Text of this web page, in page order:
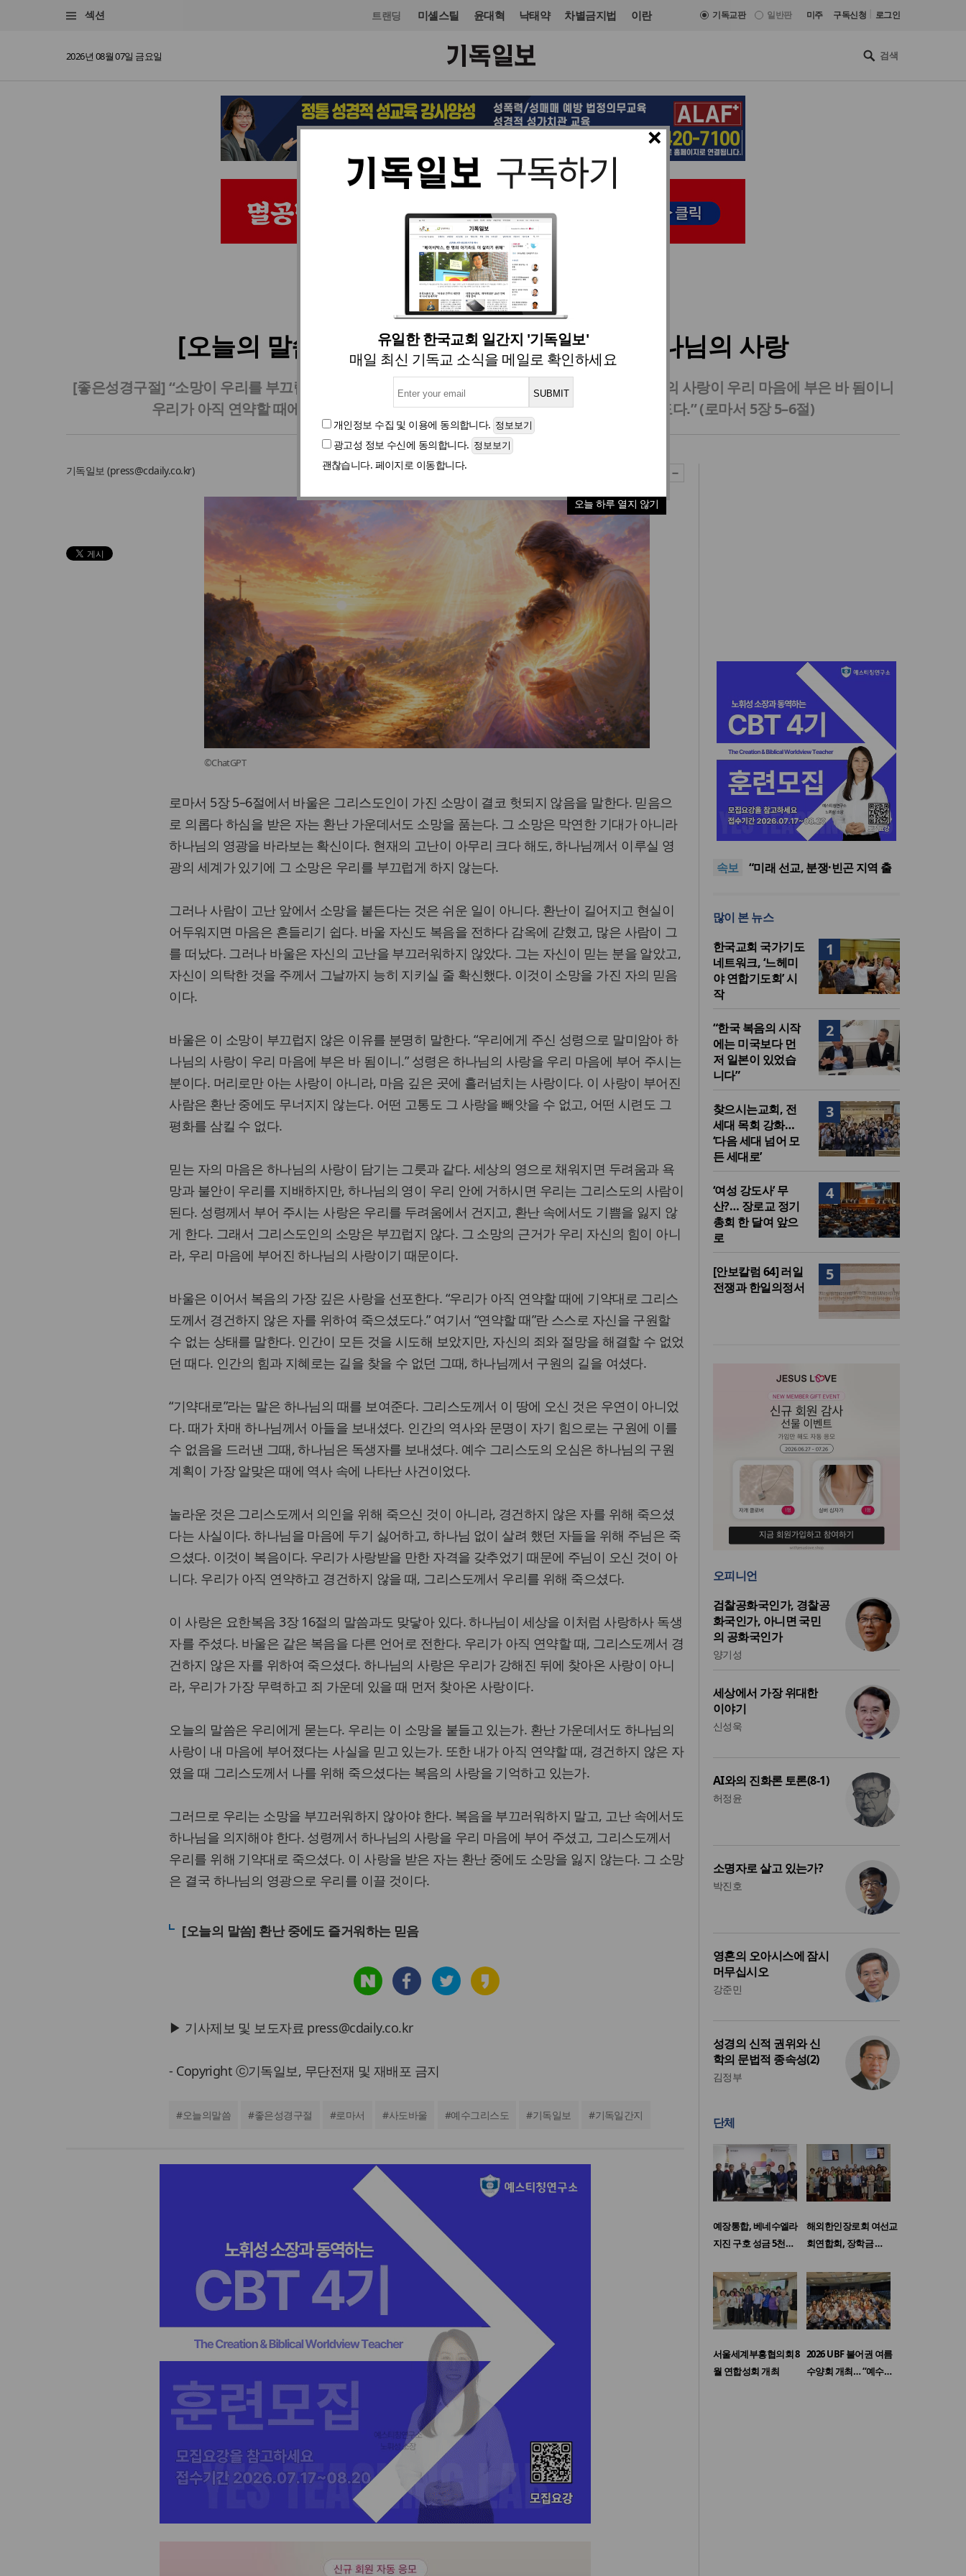
섹션 트랜딩 미셸스틸 윤대혁 낙태약 차별금지법 이란 기독교판 일반판 미주 구독신청 로그인
2026년 08월 07일 금요일
×
유일한 한국교회 일간지 '기독일보'
매일 최신 기독교 소식을 메일로 확인하세요
개인정보 수집 및 이용에 동의합니다.
광고성 정보 수신에 동의합니다.
괜찮습니다. 페이지로 이동합니다.
오늘 하루 열지 않기
목회·신학 입력 2026. 07. 07 17:42
[오늘의 말씀] 부끄럽지 않은 소망, 부어진 하나님의 사랑
[좋은성경구절] “소망이 우리를 부끄럽게 하지 아니함은 우리에게 주신 성령으로 말미암아 하나님의 사랑이 우리 마음에 부은 바 됨이니
우리가 아직 연약할 때에 기약대로 그리스도께서 경건하지 않은 자를 위하여 죽으셨도다.” (로마서 5장 5–6절)
기독일보 (press@cdaily.co.kr)
©ChatGPT
로마서 5장 5–6절에서 바울은 그리스도인이 가진 소망이 결코 헛되지 않음을 말한다. 믿음으
로 의롭다 하심을 받은 자는 환난 가운데서도 소망을 품는다. 그 소망은 막연한 기대가 아니라
하나님의 영광을 바라보는 확신이다. 현재의 고난이 아무리 크다 해도, 하나님께서 이루실 영
광의 세계가 있기에 그 소망은 우리를 부끄럽게 하지 않는다.
그러나 사람이 고난 앞에서 소망을 붙든다는 것은 쉬운 일이 아니다. 환난이 길어지고 현실이
어두워지면 마음은 흔들리기 쉽다. 바울 자신도 복음을 전하다 감옥에 갇혔고, 많은 사람이 그
를 떠났다. 그러나 바울은 자신의 고난을 부끄러워하지 않았다. 그는 자신이 믿는 분을 알았고,
자신이 의탁한 것을 주께서 그날까지 능히 지키실 줄 확신했다. 이것이 소망을 가진 자의 믿음
이다.
바울은 이 소망이 부끄럽지 않은 이유를 분명히 말한다. “우리에게 주신 성령으로 말미암아 하
나님의 사랑이 우리 마음에 부은 바 됨이니.” 성령은 하나님의 사랑을 우리 마음에 부어 주시는
분이다. 머리로만 아는 사랑이 아니라, 마음 깊은 곳에 흘러넘치는 사랑이다. 이 사랑이 부어진
사람은 환난 중에도 무너지지 않는다. 어떤 고통도 그 사랑을 빼앗을 수 없고, 어떤 시련도 그
평화를 삼킬 수 없다.
믿는 자의 마음은 하나님의 사랑이 담기는 그릇과 같다. 세상의 영으로 채워지면 두려움과 욕
망과 불안이 우리를 지배하지만, 하나님의 영이 우리 안에 거하시면 우리는 그리스도의 사람이
된다. 성령께서 부어 주시는 사랑은 우리를 두려움에서 건지고, 환난 속에서도 기쁨을 잃지 않
게 한다. 그래서 그리스도인의 소망은 부끄럽지 않다. 그 소망의 근거가 우리 자신의 힘이 아니
라, 우리 마음에 부어진 하나님의 사랑이기 때문이다.
바울은 이어서 복음의 가장 깊은 사랑을 선포한다. “우리가 아직 연약할 때에 기약대로 그리스
도께서 경건하지 않은 자를 위하여 죽으셨도다.” 여기서 “연약할 때”란 스스로 자신을 구원할
수 없는 상태를 말한다. 인간이 모든 것을 시도해 보았지만, 자신의 죄와 절망을 해결할 수 없었
던 때다. 인간의 힘과 지혜로는 길을 찾을 수 없던 그때, 하나님께서 구원의 길을 여셨다.
“기약대로”라는 말은 하나님의 때를 보여준다. 그리스도께서 이 땅에 오신 것은 우연이 아니었
다. 때가 차매 하나님께서 아들을 보내셨다. 인간의 역사와 문명이 자기 힘으로는 구원에 이를
수 없음을 드러낸 그때, 하나님은 독생자를 보내셨다. 예수 그리스도의 오심은 하나님의 구원
계획이 가장 알맞은 때에 역사 속에 나타난 사건이었다.
놀라운 것은 그리스도께서 의인을 위해 죽으신 것이 아니라, 경건하지 않은 자를 위해 죽으셨
다는 사실이다. 하나님을 마음에 두기 싫어하고, 하나님 없이 살려 했던 자들을 위해 주님은 죽
으셨다. 이것이 복음이다. 우리가 사랑받을 만한 자격을 갖추었기 때문에 주님이 오신 것이 아
니다. 우리가 아직 연약하고 경건하지 않을 때, 그리스도께서 우리를 위해 죽으셨다.
이 사랑은 요한복음 3장 16절의 말씀과도 맞닿아 있다. 하나님이 세상을 이처럼 사랑하사 독생
자를 주셨다. 바울은 같은 복음을 다른 언어로 전한다. 우리가 아직 연약할 때, 그리스도께서 경
건하지 않은 자를 위하여 죽으셨다. 하나님의 사랑은 우리가 강해진 뒤에 찾아온 사랑이 아니
라, 우리가 가장 무력하고 죄 가운데 있을 때 먼저 찾아온 사랑이다.
오늘의 말씀은 우리에게 묻는다. 우리는 이 소망을 붙들고 있는가. 환난 가운데서도 하나님의
사랑이 내 마음에 부어졌다는 사실을 믿고 있는가. 또한 내가 아직 연약할 때, 경건하지 않은 자
였을 때 그리스도께서 나를 위해 죽으셨다는 복음의 사랑을 기억하고 있는가.
그러므로 우리는 소망을 부끄러워하지 않아야 한다. 복음을 부끄러워하지 말고, 고난 속에서도
하나님을 의지해야 한다. 성령께서 하나님의 사랑을 우리 마음에 부어 주셨고, 그리스도께서
우리를 위해 기약대로 죽으셨다. 이 사랑을 받은 자는 환난 중에도 소망을 잃지 않는다. 그 소망
은 결국 하나님의 영광으로 우리를 이끌 것이다.
[오늘의 말씀] 환난 중에도 즐거워하는 믿음
▶ 기사제보 및 보도자료 press@cdaily.co.kr
- Copyright ⓒ기독일보, 무단전재 및 재배포 금지
#오늘의말씀 #좋은성경구절 #로마서 #사도바울 #예수그리스도 #기독일보 #기독일간지
속보
사마리안퍼스 코리아, ‘2026
OCC선물상자’ 사역 개시
美 이민구금센터에 억류됐던
“미사일 속에서도 복음은 전해
“미래 선교, 분쟁·빈곤 지역 출
발
OCC선물상자’ 사역 개시
美 이민구금센터에 억류됐던
한인 목회자 석방돼
많이 본 뉴스
1
한국교회 국가기도
네트워크, ‘느헤미
야 연합기도회’ 시
작
2
“한국 복음의 시작
에는 미국보다 먼
저 일본이 있었습
니다”
3
찾으시는교회, 전
세대 목회 강화…
‘다음 세대 넘어 모
든 세대로’
4
‘여성 강도사’ 무
산?… 장로교 정기
총회 한 달여 앞으
로
5
[안보칼럼 64] 러일
전쟁과 한일의정서
오피니언
검찰공화국인가, 경찰공
화국인가, 아니면 국민
의 공화국인가
양기성
세상에서 가장 위대한
이야기
신성욱
AI와의 진화론 토론(8-1)
허정윤
소명자로 살고 있는가?
박진호
영혼의 오아시스에 잠시
머무십시오
강준민
성경의 신적 권위와 신
학의 문법적 종속성(2)
김정부
단체
예장통합, 베네수엘라
지진 구호 성금 5천…
해외한인장로회 여선교
회연합회, 장학금 …
서울세계부흥협의회 8
월 연합성회 개최
2026 UBF 불어권 여름
수양회 개최… “예수…